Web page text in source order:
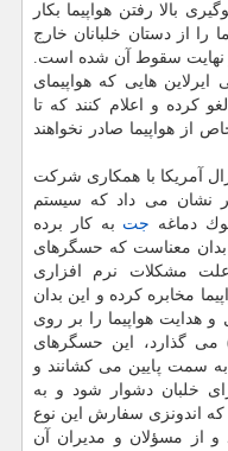
بالا رفتن هواپیما بكار
را از دستان خلبانان خارج
نهایت سقوط آن شده است.
هایی كه هواپیمای
كرده و اعلام كنند كه تا
از هواپیما صادر نخواهند
آمریكا با همكاری شركت
نشان می داد كه سیستم
دماغه جت به كار برده
معناست كه حسگرهای
علت مشكلات نرم افزاری
مخابره كرده و این بدان
هدایت هواپیما را بر روی
می گذارد، این حسگرهای
سمت پایین می كشانند و
خلبان دشوار شود و به
اندونزی سفارش این نوع
و از مسؤلان و مدیران آن